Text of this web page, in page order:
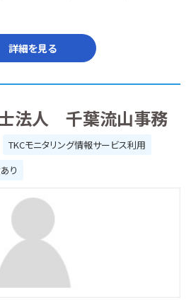
詳細を見る
法人 千葉流山事務
TKCモニタリング情報サービス利用
り